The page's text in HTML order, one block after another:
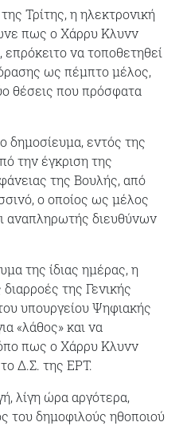
Τρίτης, η ηλεκτρονική
πως ο Χάρρυ Κλυνν
να τοποθετηθεί
ως πέμπτο μέλος,
θέσεις που πρόσφατα
εντός της
την έγκριση της
της Βουλής, από
ο οποίος ως μέλος
αναπληρωτής διευθύνων
της ίδιας ημέρας, η
της Γενικής
υπουργείου Ψηφιακής
«λάθος» και να
πως ο Χάρρυ Κλυνν
Δ.Σ. της ΕΡΤ.
λίγη ώρα αργότερα,
του δημοφιλούς ηθοποιού